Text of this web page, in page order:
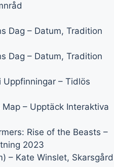
Dag – Datum, Tradition
Dag – Datum, Tradition
Uppfinningar – Tidlös
– Upptäck Interaktiva
Rise of the Beasts –
2023
– Kate Winslet, Skarsgård